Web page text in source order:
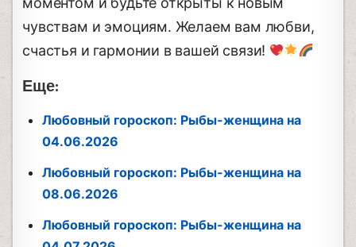
чувствам и эмоциям. Желаем вам любви,
счастья и гармонии в вашей связи!
Еще:
Любовный гороскоп: Рыбы-женщина на
04.06.2026
Любовный гороскоп: Рыбы-женщина на
08.06.2026
Любовный гороскоп: Рыбы-женщина на